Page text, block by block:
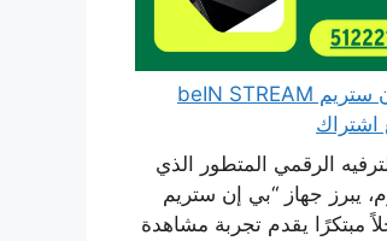
جهاز بي ان ستريم beIN STREAM
اشتراك
الرقمي المتطور الذي
يبرز جهاز “بي إن ستريم
مبتكرًا يقدم تجربة مشاهدة